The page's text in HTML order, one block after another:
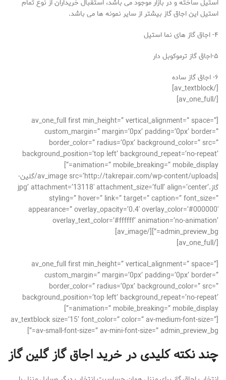
استیل ساخته و در بازار موجود می باشد، استقبال خریداران از نوع تمام
استیل این اجاق گاز بیشتر از سایر نمونه ها می باشد.
۴- اجاق گاز های نما استیل
۵-اجاق گاز ترموکوبل دار
۶- اجاق گاز ساده
[/av_textblock]
[/av_one_full]
[av_one_full first min_height=” vertical_alignment=” space=”
custom_margin=” margin=’0px’ padding=’0px’ border=”
border_color=” radius=’0px’ background_color=” src=”
background_position=’top left’ background_repeat=’no-repeat’
animation=” mobile_breaking=” mobile_display=”]
[av_image src=’http://takrepair.com/wp-content/uploads/گلین-
گاز.jpg’ attachment=’13118′ attachment_size=’full’ align=’center’
styling=” hover=” link=” target=” caption=” font_size=”
appearance=” overlay_opacity=’0.4′ overlay_color=’#000000′
overlay_text_color=’#ffffff’ animation=’no-animation’
admin_preview_bg=”][/av_image]
[/av_one_full]
[av_one_full first min_height=” vertical_alignment=” space=”
custom_margin=” margin=’0px’ padding=’0px’ border=”
border_color=” radius=’0px’ background_color=” src=”
background_position=’top left’ background_repeat=’no-repeat’
animation=” mobile_breaking=” mobile_display=”]
[av_textblock size=’15’ font_color=” color=” av-medium-font-size=”
av-small-font-size=” av-mini-font-size=” admin_preview_bg=”]
چند نکته کلیدی در خرید اجاق گاز گلین گاز